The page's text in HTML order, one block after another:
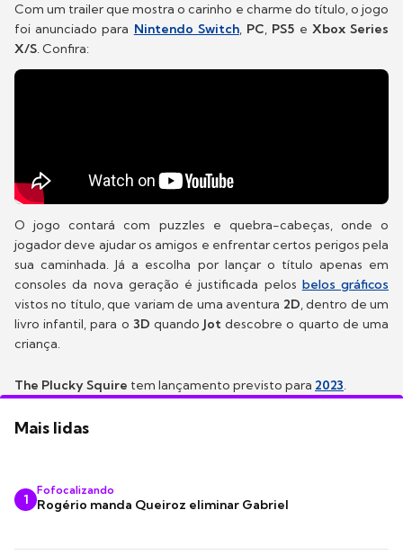
Com um trailer que mostra o carinho e charme do título, o jogo
foi anunciado para Nintendo Switch, PC, PS5 e Xbox Series
X/S. Confira:
O jogo contará com puzzles e quebra-cabeças, onde o
jogador deve ajudar os amigos e enfrentar certos perigos pela
sua caminhada. Já a escolha por lançar o título apenas em
consoles da nova geração é justificada pelos belos gráficos
vistos no título, que variam de uma aventura 2D, dentro de um
livro infantil, para o 3D quandoJotdescobre o quarto de uma
criança.
The Plucky Squire tem lançamento previsto para 2023.
Mais lidas
1
Fofocalizando
Rogério manda Queiroz eliminar Gabriel